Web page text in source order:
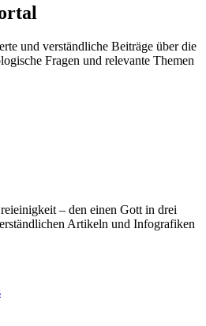
und verständliche Beiträge über die
Fragen und relevante Themen
– den einen Gott in drei
Artikeln und Infografiken